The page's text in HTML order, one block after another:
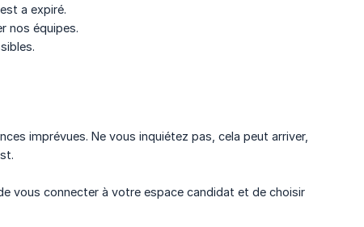
a expiré.
nos équipes.
imprévues. Ne vous inquiétez pas, cela peut arriver,
vous connecter à votre espace candidat et de choisir